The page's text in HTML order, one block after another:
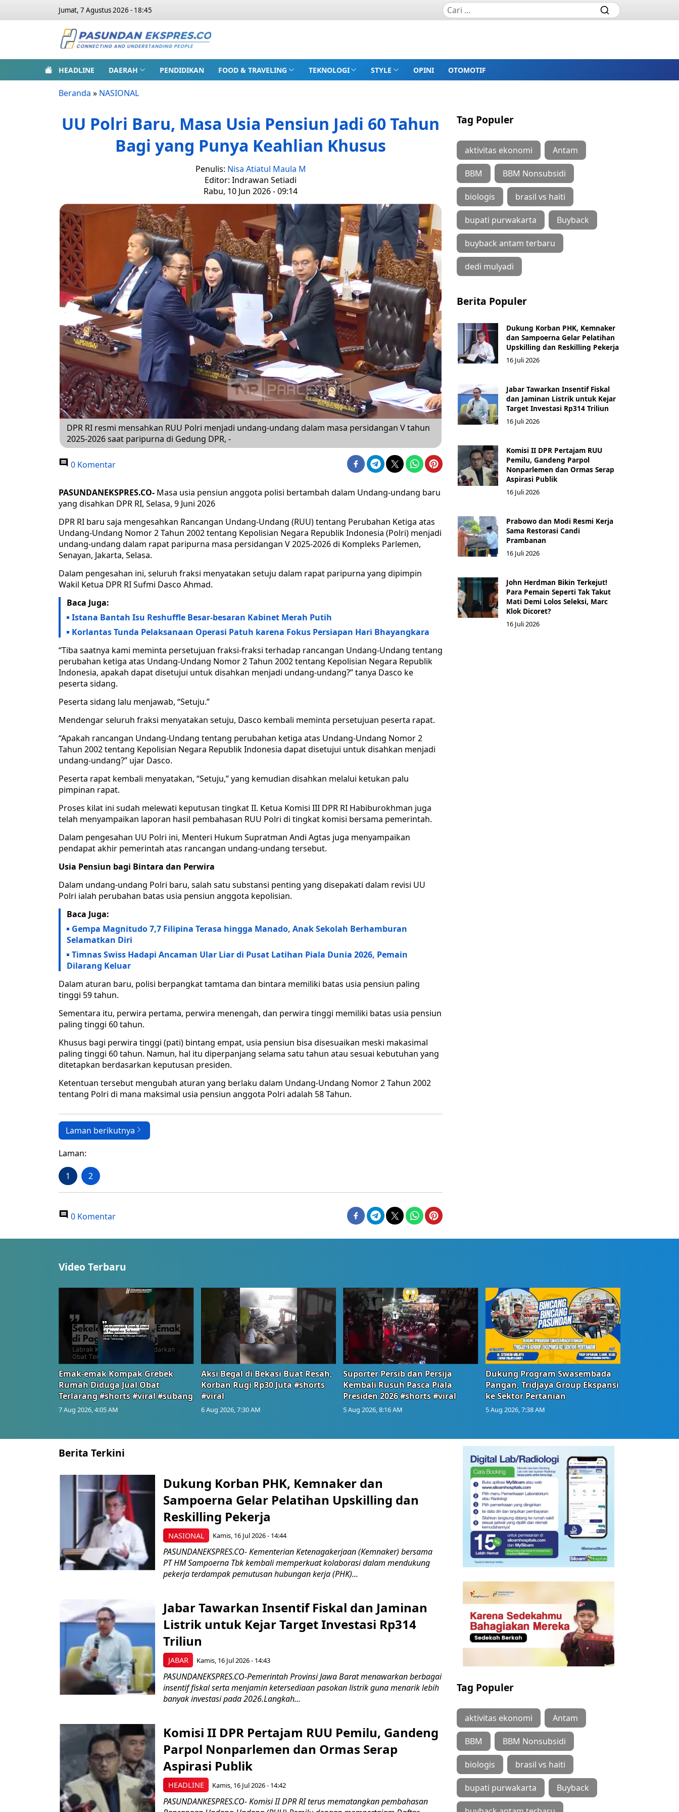
Jumat, 7 Agustus 2026 - 18:45
HEADLINE DAERAH PENDIDIKAN FOOD & TRAVELING TEKNOLOGI STYLE OPINI OTOMOTIF
Beranda » NASIONAL
UU Polri Baru, Masa Usia Pensiun Jadi 60 Tahun
Bagi yang Punya Keahlian Khusus
Penulis: Nisa Atiatul Maula M
Editor: Indrawan Setiadi
Rabu, 10 Jun 2026 - 09:14
DPR RI resmi mensahkan RUU Polri menjadi undang-undang dalam masa persidangan V tahun
2025-2026 saat paripurna di Gedung DPR, -
0 Komentar
PASUNDANEKSPRES.CO- Masa usia pensiun anggota polisi bertambah dalam Undang-undang baru
yang disahkan DPR RI, Selasa, 9 Juni 2026
DPR RI baru saja mengesahkan Rancangan Undang-Undang (RUU) tentang Perubahan Ketiga atas
Undang-Undang Nomor 2 Tahun 2002 tentang Kepolisian Negara Republik Indonesia (Polri) menjadi
undang-undang dalam rapat paripurna masa persidangan V 2025-2026 di Kompleks Parlemen,
Senayan, Jakarta, Selasa.
Dalam pengesahan ini, seluruh fraksi menyatakan setuju dalam rapat paripurna yang dipimpin
Wakil Ketua DPR RI Sufmi Dasco Ahmad.
Baca Juga:
Istana Bantah Isu Reshuffle Besar-besaran Kabinet Merah Putih
Korlantas Tunda Pelaksanaan Operasi Patuh karena Fokus Persiapan Hari Bhayangkara
“Tiba saatnya kami meminta persetujuan fraksi-fraksi terhadap rancangan Undang-Undang tentang
perubahan ketiga atas Undang-Undang Nomor 2 Tahun 2002 tentang Kepolisian Negara Republik
Indonesia, apakah dapat disetujui untuk disahkan menjadi undang-undang?” tanya Dasco ke
peserta sidang.
Peserta sidang lalu menjawab, “Setuju.”
Mendengar seluruh fraksi menyatakan setuju, Dasco kembali meminta persetujuan peserta rapat.
“Apakah rancangan Undang-Undang tentang perubahan ketiga atas Undang-Undang Nomor 2
Tahun 2002 tentang Kepolisian Negara Republik Indonesia dapat disetujui untuk disahkan menjadi
undang-undang?” ujar Dasco.
Peserta rapat kembali menyatakan, “Setuju,” yang kemudian disahkan melalui ketukan palu
pimpinan rapat.
Proses kilat ini sudah melewati keputusan tingkat II. Ketua Komisi III DPR RI Habiburokhman juga
telah menyampaikan laporan hasil pembahasan RUU Polri di tingkat komisi bersama pemerintah.
Dalam pengesahan UU Polri ini, Menteri Hukum Supratman Andi Agtas juga menyampaikan
pendapat akhir pemerintah atas rancangan undang-undang tersebut.
Usia Pensiun bagi Bintara dan Perwira
Dalam undang-undang Polri baru, salah satu substansi penting yang disepakati dalam revisi UU
Polri ialah perubahan batas usia pensiun anggota kepolisian.
Baca Juga:
Gempa Magnitudo 7,7 Filipina Terasa hingga Manado, Anak Sekolah Berhamburan
Selamatkan Diri
Timnas Swiss Hadapi Ancaman Ular Liar di Pusat Latihan Piala Dunia 2026, Pemain
Dilarang Keluar
Dalam aturan baru, polisi berpangkat tamtama dan bintara memiliki batas usia pensiun paling
tinggi 59 tahun.
Sementara itu, perwira pertama, perwira menengah, dan perwira tinggi memiliki batas usia pensiun
paling tinggi 60 tahun.
Khusus bagi perwira tinggi (pati) bintang empat, usia pensiun bisa disesuaikan meski makasimal
paling tinggi 60 tahun. Namun, hal itu diperpanjang selama satu tahun atau sesuai kebutuhan yang
ditetapkan berdasarkan keputusan presiden.
Ketentuan tersebut mengubah aturan yang berlaku dalam Undang-Undang Nomor 2 Tahun 2002
tentang Polri di mana maksimal usia pensiun anggota Polri adalah 58 Tahun.
Laman berikutnya
Laman:
1 2
0 Komentar
Tag Populer
aktivitas ekonomi Antam
BBM BBM Nonsubsidi
biologis brasil vs haiti
bupati purwakarta Buyback
buyback antam terbaru
dedi mulyadi
Berita Populer
Dukung Korban PHK, Kemnaker
dan Sampoerna Gelar Pelatihan
Upskilling dan Reskilling Pekerja
16 Juli 2026
Jabar Tawarkan Insentif Fiskal
dan Jaminan Listrik untuk Kejar
Target Investasi Rp314 Triliun
16 Juli 2026
Komisi II DPR Pertajam RUU
Pemilu, Gandeng Parpol
Nonparlemen dan Ormas Serap
Aspirasi Publik
16 Juli 2026
Prabowo dan Modi Resmi Kerja
Sama Restorasi Candi
Prambanan
16 Juli 2026
John Herdman Bikin Terkejut!
Para Pemain Seperti Tak Takut
Mati Demi Lolos Seleksi, Marc
Klok Dicoret?
16 Juli 2026
Video Terbaru
Emak-emak Kompak Grebek
Rumah Diduga Jual Obat
Terlarang #shorts #viral #subang
7 Aug 2026, 4:05 AM
Aksi Begal di Bekasi Buat Resah,
Korban Rugi Rp30 Juta #shorts
#viral
6 Aug 2026, 7:30 AM
Suporter Persib dan Persija
Kembali Rusuh Pasca Piala
Presiden 2026 #shorts #viral
5 Aug 2026, 8:16 AM
Dukung Program Swasembada
Pangan, Tridjaya Group Ekspansi
ke Sektor Pertanian
5 Aug 2026, 7:38 AM
Berita Terkini
NASIONAL
Dukung Korban PHK, Kemnaker dan
Sampoerna Gelar Pelatihan Upskilling dan
Reskilling Pekerja
Kamis, 16 Jul 2026 - 14:44
PASUNDANEKSPRES.CO- Kementerian Ketenagakerjaan (Kemnaker) bersama
PT HM Sampoerna Tbk kembali memperkuat kolaborasi dalam mendukung
pekerja terdampak pemutusan hubungan kerja (PHK)...
JABAR
Jabar Tawarkan Insentif Fiskal dan Jaminan
Listrik untuk Kejar Target Investasi Rp314
Triliun
Kamis, 16 Jul 2026 - 14:43
PASUNDANEKSPRES.CO-Pemerintah Provinsi Jawa Barat menawarkan berbagai
insentif fiskal serta menjamin ketersediaan pasokan listrik guna menarik lebih
banyak investasi pada 2026.Langkah...
HEADLINE
Komisi II DPR Pertajam RUU Pemilu, Gandeng
Parpol Nonparlemen dan Ormas Serap
Aspirasi Publik
Kamis, 16 Jul 2026 - 14:42
PASUNDANKESPRES.CO- Komisi II DPR RI terus mematangkan pembahasan
Tag Populer
aktivitas ekonomi Antam
BBM BBM Nonsubsidi
biologis brasil vs haiti
bupati purwakarta Buyback